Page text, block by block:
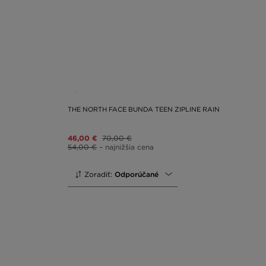
THE NORTH FACE BUNDA TEEN ZIPLINE RAIN
46,00 € 70,00 €
54,00 € – najnižšia cena
Zoradiť: Odporúčané